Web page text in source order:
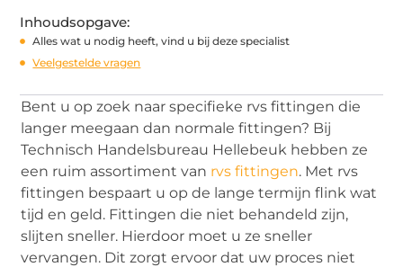
Inhoudsopgave:
Alles wat u nodig heeft, vind u bij deze specialist
Veelgestelde vragen
Bent u op zoek naar specifieke rvs fittingen die
langer meegaan dan normale fittingen? Bij
Technisch Handelsbureau Hellebeuk hebben ze
een ruim assortiment van rvs fittingen. Met rvs
fittingen bespaart u op de lange termijn flink wat
tijd en geld. Fittingen die niet behandeld zijn,
slijten sneller. Hierdoor moet u ze sneller
vervangen. Dit zorgt ervoor dat uw proces niet